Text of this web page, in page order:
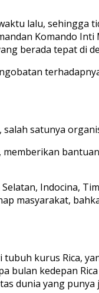
lalu, sehingga
Komando
berada tepat di
satunya
Indocina,
masyarakat,
kurus Rica,
bulan kedepan
dunia yang punya